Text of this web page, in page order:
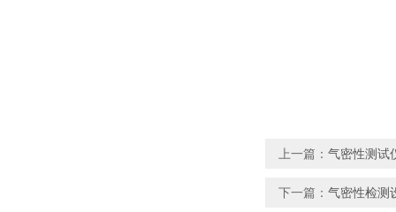
上一篇： 气密性测试
下一篇： 气密性检测